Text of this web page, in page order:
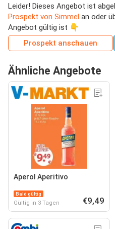
Leider! Dieses Angebot ist
Prospekt von Simmel an oder
Angebot gültig ist 👇
Prospekt anschauen
Ähnliche Angebote
Aperol Aperitivo
Bald gültig
Gültig in 3 Tagen €9,49